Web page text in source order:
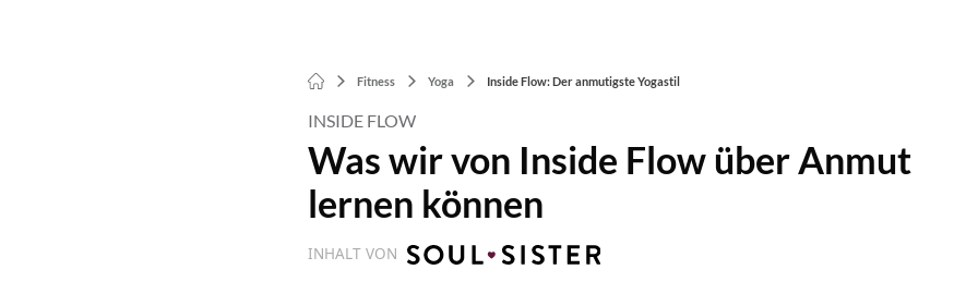
Fitness Yoga Inside Flow: Der anmutigste Yogastil
INSIDE FLOW
Was wir von Inside Flow über Anmut
lernen können
INHALT VON